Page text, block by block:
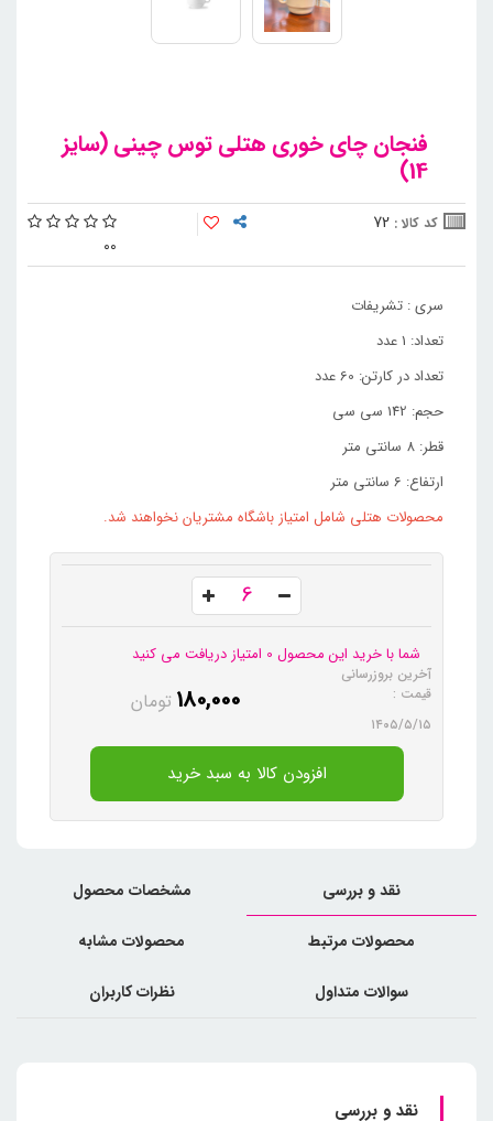
فنجان چای خوری هتلی توس چینی (سایز
14)
کد کالا : 72
00
سری : تشریفات
تعداد: 1 عدد
تعداد در کارتن: 60 عدد
حجم: 142 سی سی
قطر: 8 سانتی متر
ارتفاع: 6 سانتی متر
محصولات هتلی شامل امتیاز باشگاه مشتریان نخواهند شد.
شما با خرید این محصول 0 امتیاز دریافت می کنید
آخرین بروزرسانی
قیمت :
۱۴۰۵/۵/۱۵
180,000 تومان
افزودن کالا به سبد خرید
نقد و بررسی مشخصات محصول
محصولات مرتبط محصولات مشابه
سوالات متداول نظرات کاربران
نقد و بررسی